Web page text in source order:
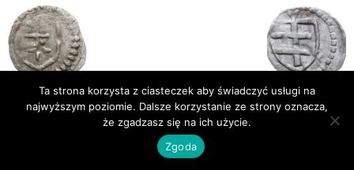
Publikacje
Bibliografia
© Newsmag WordPress Theme by TagDiv
Ta strona korzysta z ciasteczek aby świadczyć usługi na
najwyższym poziomie. Dalsze korzystanie ze strony oznacza,
że zgadzasz się na ich użycie.
Zgoda